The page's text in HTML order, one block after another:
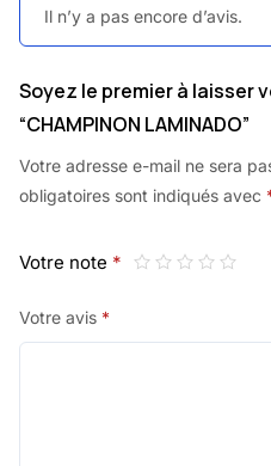
Il n’y a pas encore d’avis.
Soyez le premier à laisser
“CHAMPINON LAMINADO”
Votre adresse e-mail ne sera
obligatoires sont indiqués avec
Votre note *
Votre avis *